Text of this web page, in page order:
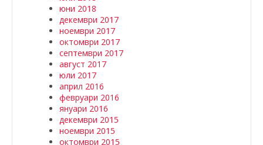
юни 2018
декември 2017
ноември 2017
октомври 2017
септември 2017
август 2017
юли 2017
април 2016
февруари 2016
януари 2016
декември 2015
ноември 2015
октомври 2015